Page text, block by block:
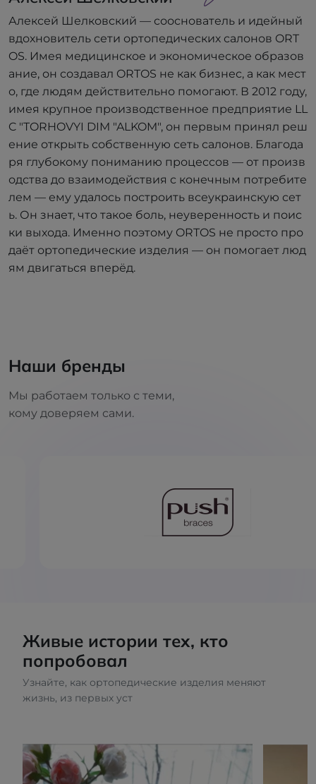
Алексей Шелковский — сооснователь и идейный
вдохновитель сети ортопедических салонов ORT
OS. Имея медицинское и экономическое образов
ание, он создавал ORTOS не как бизнес, а как мест
о, где людям действительно помогают. В 2012 году,
имея крупное производственное предприятие LL
C "TORHOVYI DIM "ALKOM", он первым принял реш
ение открыть собственную сеть салонов. Благода
ря глубокому пониманию процессов — от произв
одства до взаимодействия с конечным потребите
лем — ему удалось построить всеукраинскую сет
ь. Он знает, что такое боль, неуверенность и поис
ки выхода. Именно поэтому ORTOS не просто про
даёт ортопедические изделия — он помогает люд
ям двигаться вперёд.
Наши бренды
Мы работаем только с теми,
кому доверяем сами.
Живые истории тех, кто
попробовал
Узнайте, как ортопедические изделия меняют
жизнь, из первых уст